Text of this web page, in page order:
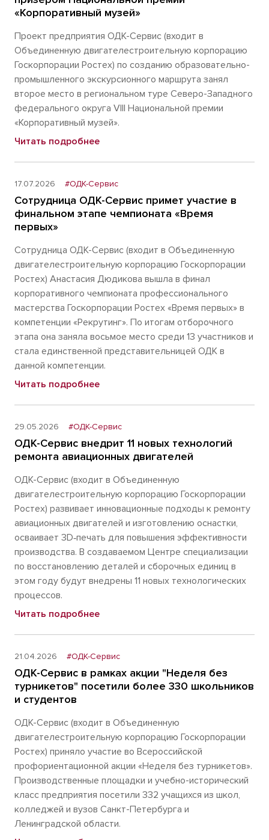
«Корпоративный музей»
Проект предприятия ОДК-Сервис (входит в
Объединенную двигателестроительную корпорацию
Госкорпорации Ростех) по созданию образовательно-
промышленного экскурсионного маршрута занял
второе место в региональном туре Северо-Западного
федерального округа VIII Национальной премии
«Корпоративный музей».
Читать подробнее
17.07.2026 #ОДК-Сервис
Сотрудница ОДК-Сервис примет участие в
финальном этапе чемпионата «Время
первых»
Сотрудница ОДК-Сервис (входит в Объединенную
двигателестроительную корпорацию Госкорпорации
Ростех) Анастасия Дюдикова вышла в финал
корпоративного чемпионата профессионального
мастерства Госкорпорации Ростех «Время первых» в
компетенции «Рекрутинг». По итогам отборочного
этапа она заняла восьмое место среди 13 участников и
стала единственной представительницей ОДК в
данной компетенции.
Читать подробнее
29.05.2026 #ОДК-Сервис
ОДК-Сервис внедрит 11 новых технологий
ремонта авиационных двигателей
ОДК-Сервис (входит в Объединенную
двигателестроительную корпорацию Госкорпорации
Ростех) развивает инновационные подходы к ремонту
авиационных двигателей и изготовлению оснастки,
осваивает 3D‑печать для повышения эффективности
производства. В создаваемом Центре специализации
по восстановлению деталей и сборочных единиц в
этом году будут внедрены 11 новых технологических
процессов.
Читать подробнее
21.04.2026 #ОДК-Сервис
ОДК-Сервис в рамках акции "Неделя без
турникетов" посетили более 330 школьников
и студентов
ОДК-Сервис (входит в Объединенную
двигателестроительную корпорацию Госкорпорации
Ростех) приняло участие во Всероссийской
профориентационной акции «Неделя без турникетов».
Производственные площадки и учебно-исторический
класс предприятия посетили 332 учащихся из школ,
колледжей и вузов Санкт-Петербурга и
Ленинградской области.